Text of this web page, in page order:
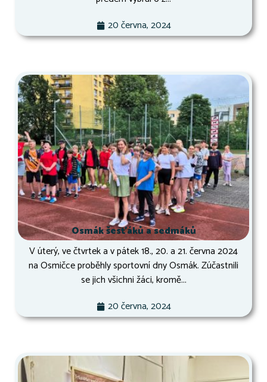
20 června, 2024
Osmák šesťáků a sedmáků
V úterý, ve čtvrtek a v pátek 18., 20. a 21. června 2024
na Osmičce proběhly sportovní dny Osmák. Zúčastnili
se jich všichni žáci, kromě...
20 června, 2024